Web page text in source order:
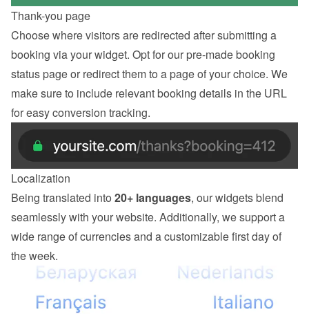
Thank-you page
Choose where visitors are redirected after submitting a
booking via your widget. Opt for our pre-made booking
status page or redirect them to a page of your choice. We
make sure to include relevant booking details in the URL
for easy conversion tracking.
Localization
Being translated into 20+ languages, our widgets blend
seamlessly with your website. Additionally, we support a
wide range of currencies and a customizable first day of
the week.